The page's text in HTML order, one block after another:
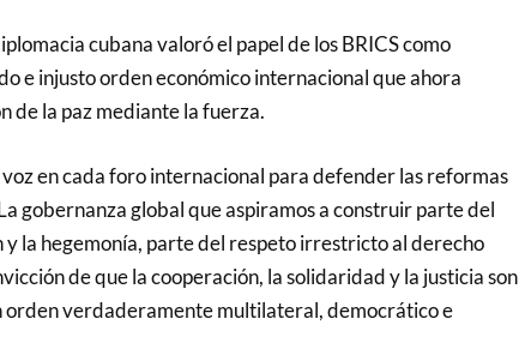
cubana valoró el papel de los BRICS como
e injusto orden económico internacional que ahora
de la paz mediante la fuerza.
en cada foro internacional para defender las reformas
gobernanza global que aspiramos a construir parte del
y la hegemonía, parte del respeto irrestricto al derecho
de que la cooperación, la solidaridad y la justicia son
orden verdaderamente multilateral, democrático e